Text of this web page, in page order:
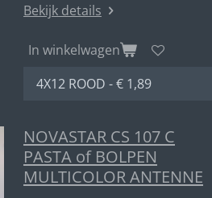
Bekijk details
In winkelwagen
NOVASTAR CS 107 C
PASTA of BOLPEN
MULTICOLOR ANTENNE